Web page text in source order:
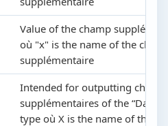
Value of the champ
où "x" is the name of the
supplémentaire
Intended for outputting champ
supplémentaires of the “Date
type où X is the name of the